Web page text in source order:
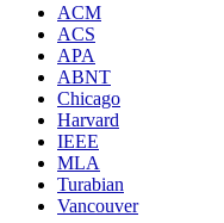
ACM
ACS
APA
ABNT
Chicago
Harvard
IEEE
MLA
Turabian
Vancouver